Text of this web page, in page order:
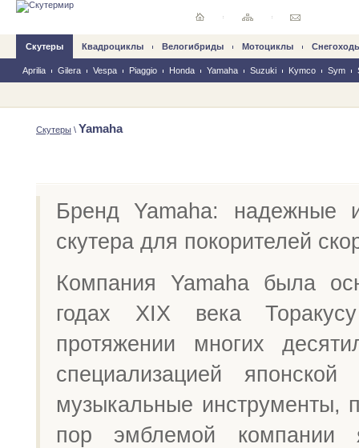
Скутеры
Aprilia Gilera Vespa Piaggio Honda Yamaha Suzuki Kymco Sym
Квадроциклы Велогибриды Mотоциклы
Скутеры \ Yamaha
Бренд Yamaha: надежные
скутера для покорителей
Компания Yamaha была
годах XIX века
протяжении многих
специализацией
музыкальные инструменты,
пор эмблемой компании